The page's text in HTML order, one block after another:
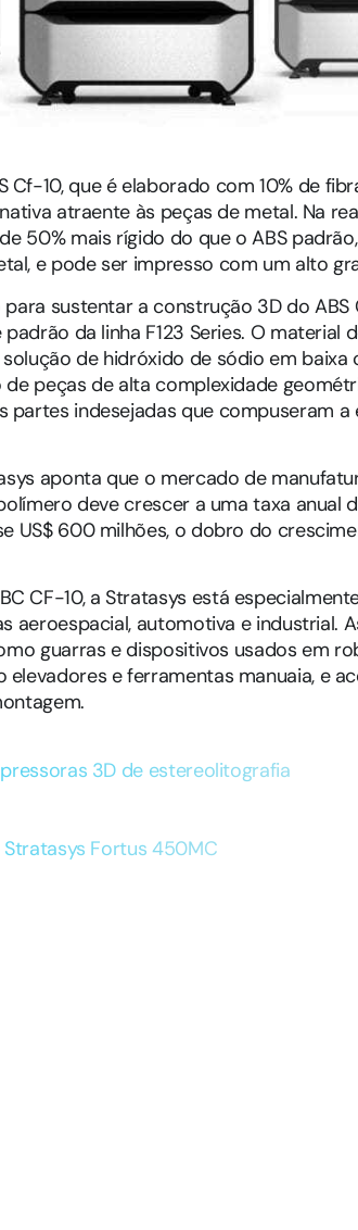
Cf-10, que é elaborado com 10% de
atraente às peças de metal. Na
50% mais rígido do que o ABS
e pode ser impresso com um alto
sustentar a construção 3D do ABS
da linha F123 Series. O material
de hidróxido de sódio em baixa
peças de alta complexidade
partes indesejadas que compuseram
aponta que o mercado de
deve crescer a uma taxa anual
US$ 600 milhões, o dobro do
CF-10, a Stratasys está
aeroespacial, automotiva e industrial.
guarras e dispositivos usados em
e ferramentas manuaia, e
3D de estereolitografia
Fortus 450MC